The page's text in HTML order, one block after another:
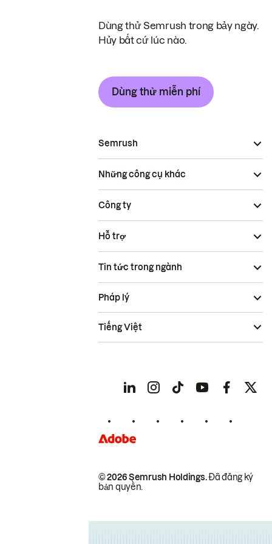
Dùng thử Semrush trong bảy ngày.
Hủy bất cứ lúc nào.
Dùng thử miễn phí
Semrush
Những công cụ khác
Công ty
Hỗ trợ
Tin tức trong ngành
© 2026 Semrush Holdings.Đã đăng ký
bản quyền.
Pháp lý
Tiếng Việt